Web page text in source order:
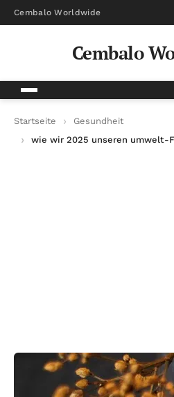
Cembalo Worldwide
Cembalo
Startseite
Gesundheit
wie wir 2025 unseren umwelt-